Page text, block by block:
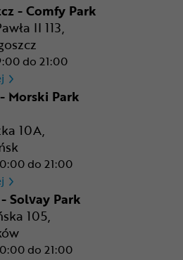
- Comfy Park
II 113,
do 21:00
CR Bydgoszcz - Comfy Park
Morski Park
10A,
do 21:00
CR Gdańsk - Morski Park
Solvay Park
105,
do 21:00